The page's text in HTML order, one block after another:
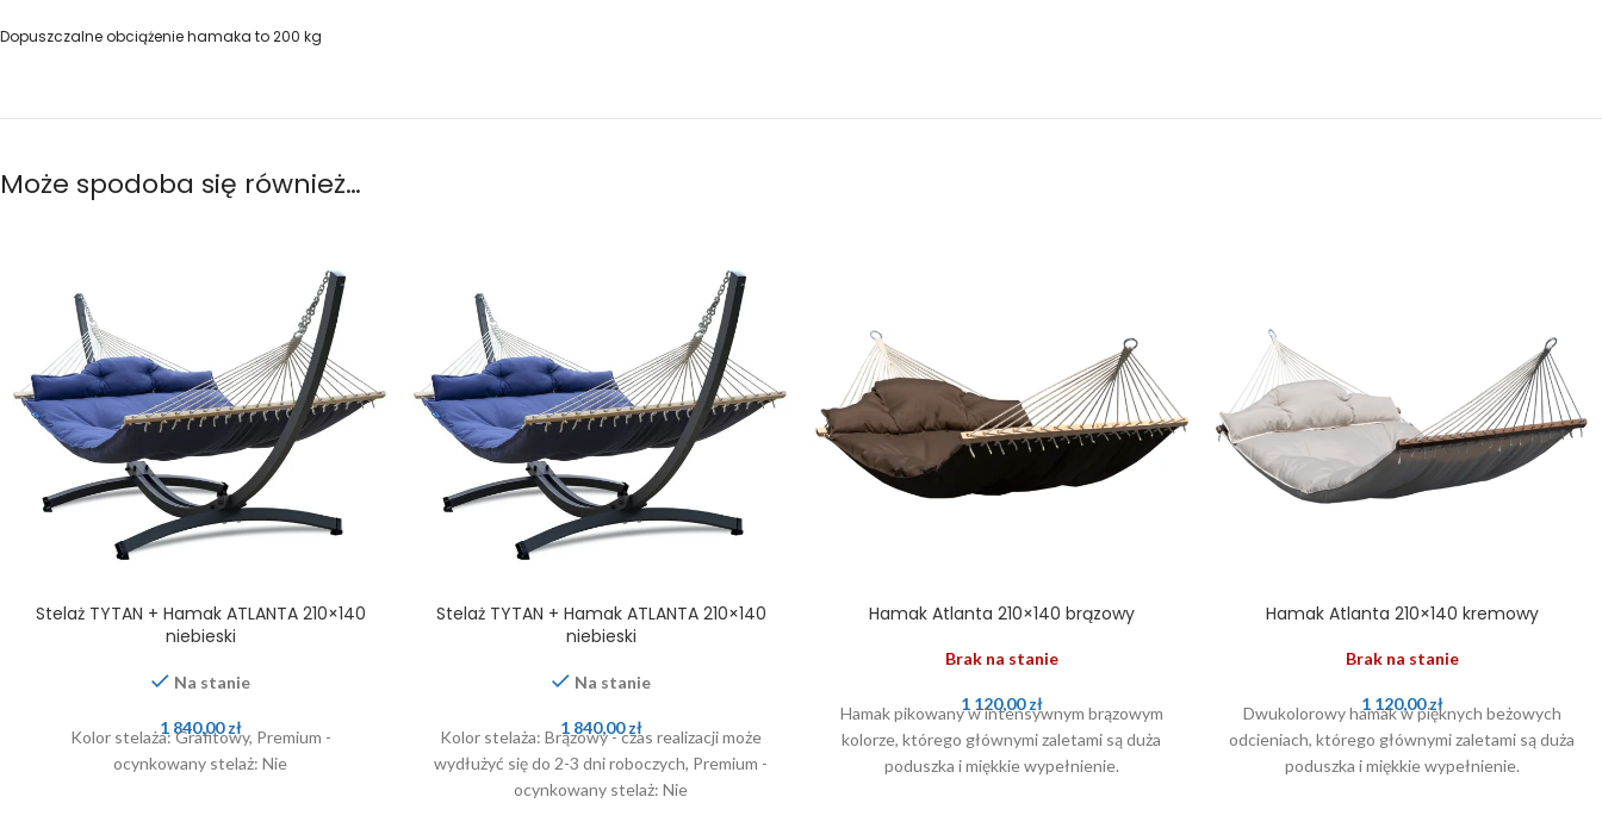
Dopuszczalne obciążenie hamaka to 200 kg
Może spodoba się również…
Stelaż TYTAN + Hamak ATLANTA 210×140
niebieski
Na stanie
1 840,00zł
Kolor stelaża: Grafitowy, Premium -
ocynkowany stelaż: Nie
Stelaż TYTAN + Hamak ATLANTA 210×140
niebieski
Na stanie
1 840,00zł
Kolor stelaża: Brązowy - czas realizacji może
wydłużyć się do 2-3 dni roboczych, Premium -
ocynkowany stelaż: Nie
Hamak Atlanta 210×140 brązowy
Brak na stanie
1 120,00zł
Hamak pikowany w intensywnym brązowym
kolorze, którego głównymi zaletami są duża
poduszka i miękkie wypełnienie.
Hamak Atlanta 210×140 kremowy
Brak na stanie
1 120,00zł
Dwukolorowy hamak w pięknych beżowych
odcieniach, którego głównymi zaletami są duża
poduszka i miękkie wypełnienie.